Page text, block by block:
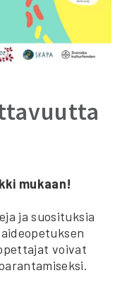
mukaan!
ja suosituksia
voivat